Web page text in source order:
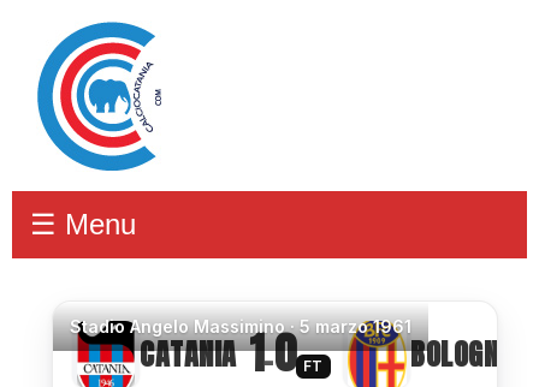
☰ Menu
StadioAngelo Massimino ·5 marzo 1961
CATANIA 1–0 FT BOLOGNA